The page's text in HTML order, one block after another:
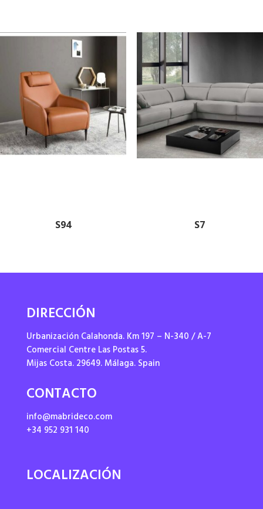
S94 S7
DIRECCIÓN
Urbanización Calahonda. Km 197 – N-340 / A-7
Comercial Centre Las Postas 5.
Mijas Costa. 29649. Málaga. Spain
CONTACTO
info@mabrideco.com
+34 952 931 140
LOCALIZACIÓN